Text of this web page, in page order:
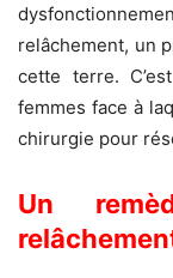
relâchement, un
cette terre.
femmes face à
chirurgie pour
Un